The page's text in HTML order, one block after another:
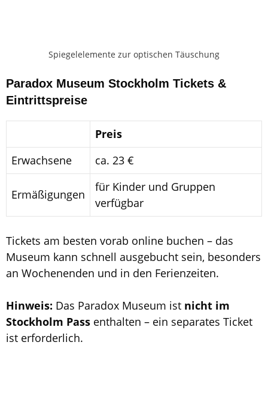
Spiegelelemente zur optischen Täuschung
Paradox Museum Stockholm Tickets &
Eintrittspreise
Preis
Erwachsene
ca. 23 €
Ermäßigungen
für Kinder und Gruppen
verfügbar
Tickets am besten vorab online buchen – das
Museum kann schnell ausgebucht sein, besonders
an Wochenenden und in den Ferienzeiten.
Hinweis: Das Paradox Museum ist nicht im
Stockholm Pass enthalten – ein separates Ticket
ist erforderlich.